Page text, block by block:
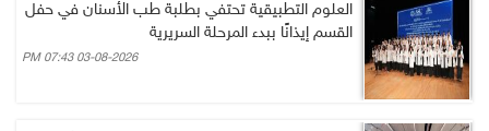
العلوم التطبيقية تحتفي بطلبة طب الأسنان في حفل
القسم إيذانًا ببدء المرحلة السريرية
03-08-2026 07:43 PM